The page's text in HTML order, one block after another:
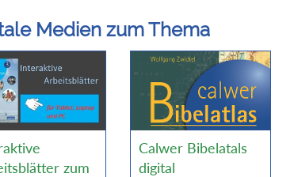
Medien zum Thema
zum
Calwer Bibelatals
digital